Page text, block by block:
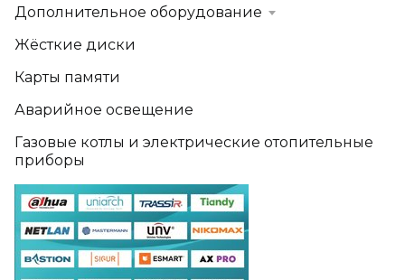
Дополнительное оборудование
Жёсткие диски
Карты памяти
Аварийное освещение
Газовые котлы и электрические отопительные
приборы